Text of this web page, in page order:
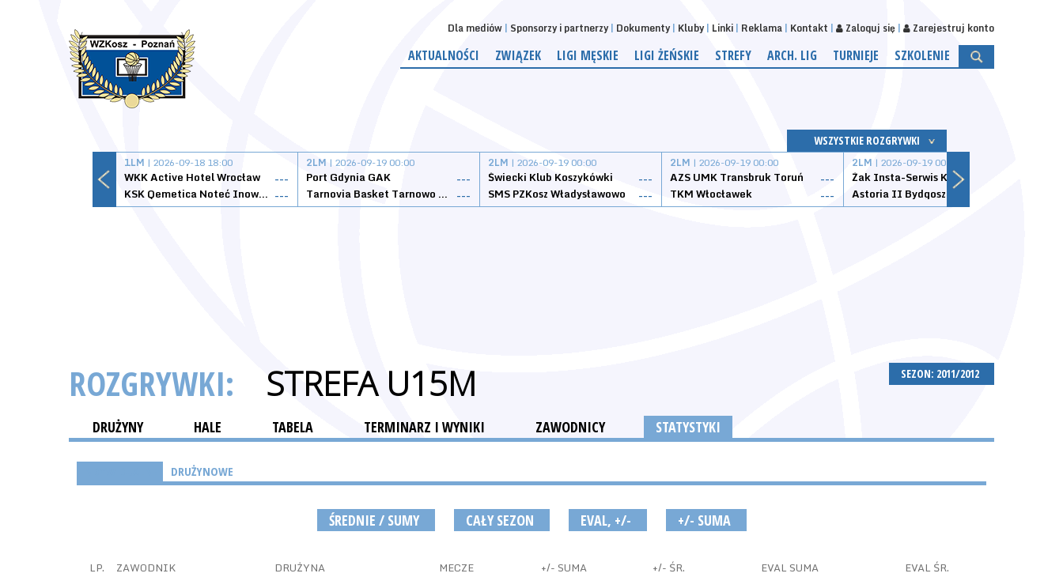
Dla mediów Sponsorzy i partnerzy Dokumenty Kluby Linki Reklama Kontakt Zaloguj się Zarejestruj konto
AKTUALNOŚCI ZWIĄZEK LIGI MĘSKIE LIGI ŻEŃSKIE STREFY ARCH. LIG TURNIEJE SZKOLENIE
WSZYSTKIE ROZGRYWKI
1LM | 2026-09-18 18:00
WKK Active Hotel Wrocław
---
KSK Qemetica Noteć Inowrocław ---
2LM | 2026-09-19 00:00
Port Gdynia GAK
---
Tarnovia Basket Tarnowo Podgórne ---
2LM | 2026-09-19 00:00
Świecki Klub Koszykówki
---
SMS PZKosz Władysławowo
---
2LM | 2026-09-19 00:00
AZS UMK Transbruk Toruń
---
TKM Włocławek
---
2LM | 2026-09-19 00:00
Żak Insta-Serwis Koszalin
Astoria II Bydgoszcz
SEZON: 2011/2012
ROZGRYWKI: STREFA U15M
DRUŻYNY HALE TABELA TERMINARZ I WYNIKI ZAWODNICY STATYSTYKI
DRUŻYNOWE
ŚREDNIE / SUMY CAŁY SEZON EVAL, +/- +/- SUMA
LP. ZAWODNIK DRUŻYNA MECZE +/- SUMA +/- ŚR. EVAL SUMA EVAL ŚR.